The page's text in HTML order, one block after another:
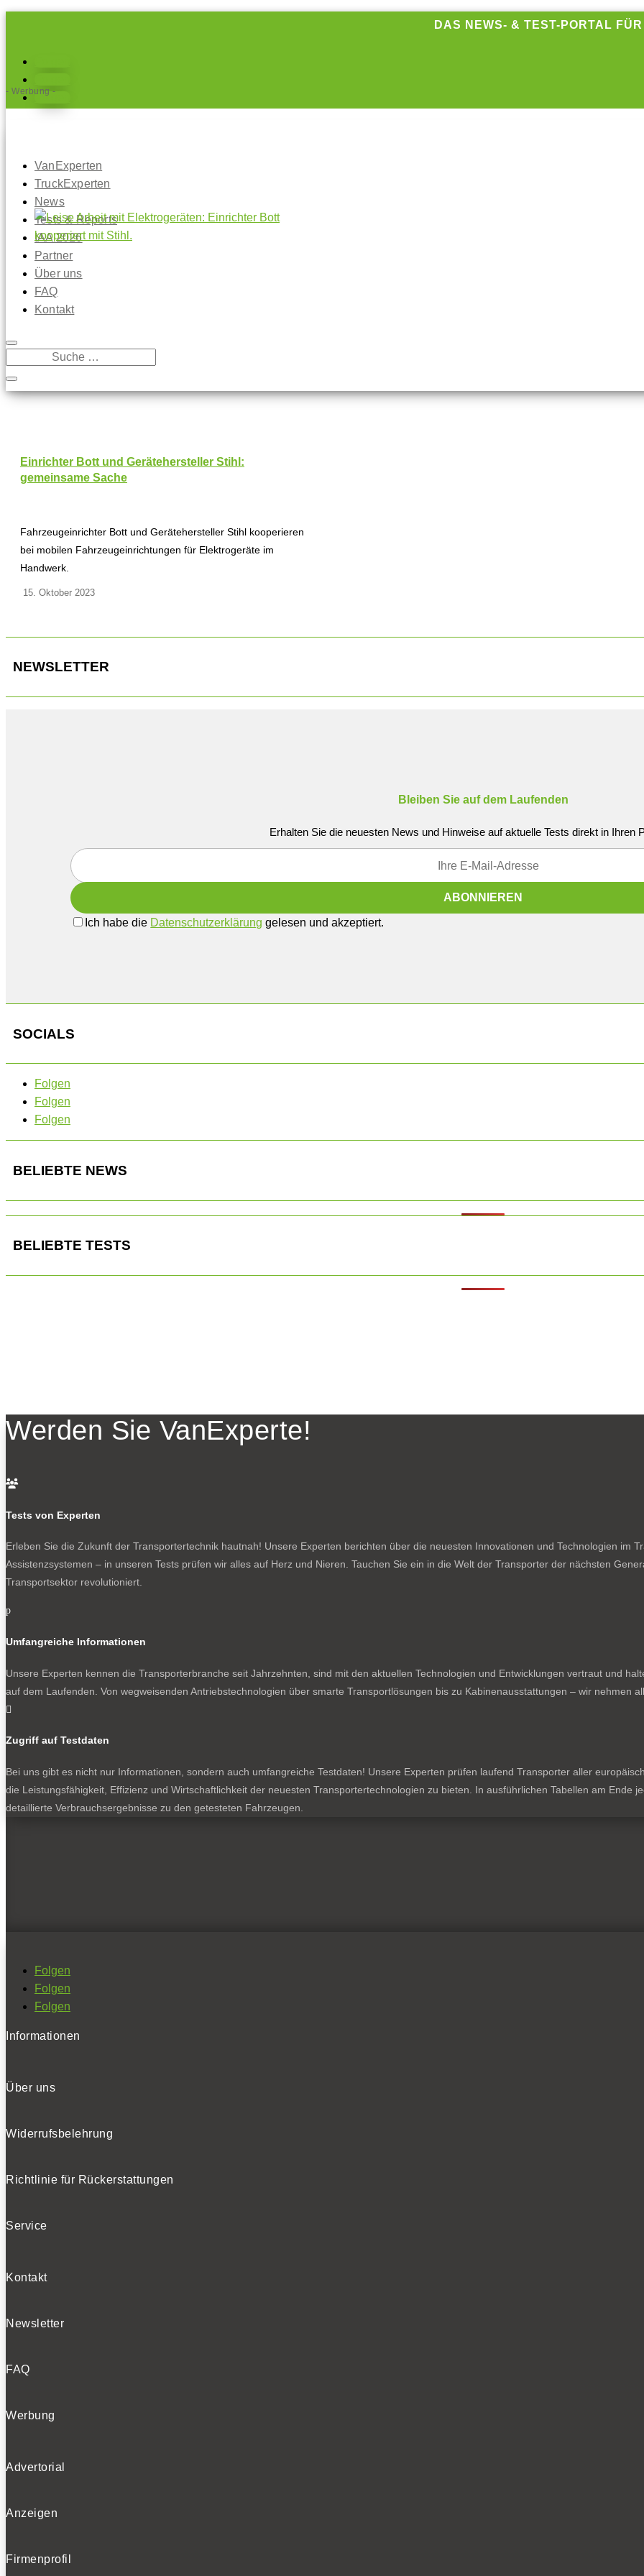
DAS NEWS- & TEST-PORTAL
Folgen
VanExperten
TruckExperten
News
Tests & Reports
IAA 2026
Partner
Über uns
FAQ
Kontakt
- Werbung -
Einrichter Bott und Gerätehersteller Stihl:
gemeinsame Sache
Fahrzeugeinrichter Bott und Gerätehersteller Stihl kooperieren
bei mobilen Fahrzeugeinrichtungen für Elektrogeräte im
Handwerk.
15. Oktober 2023
NEWSLETTER
Bleiben Sie auf dem Laufenden
Erhalten Sie die neuesten News und Hinweise auf aktuelle Tests direkt in Ihren
Ich habe die Datenschutzerklärung gelesen und akzeptiert.
SOCIALS
Folgen
Folgen
Folgen
BELIEBTE NEWS
BELIEBTE TESTS
Werden Sie VanExperte!

Tests von Experten
Erleben Sie die Zukunft der Transportertechnik hautnah! Unsere Experten berichten über die neuesten Innovationen und Technologien im
Assistenzsystemen – in unseren Tests prüfen wir alles auf Herz und Nieren. Tauchen Sie ein in die Welt der Transporter der nächsten
Transportsektor revolutioniert.
p
Umfangreiche Informationen
Unsere Experten kennen die Transporterbranche seit Jahrzehnten, sind mit den aktuellen Technologien und Entwicklungen vertraut und
auf dem Laufenden. Von wegweisenden Antriebstechnologien über smarte Transportlösungen bis zu Kabinenausstattungen – wir nehmen

Zugriff auf Testdaten
Bei uns gibt es nicht nur Informationen, sondern auch umfangreiche Testdaten! Unsere Experten prüfen laufend Transporter aller
die Leistungsfähigkeit, Effizienz und Wirtschaftlichkeit der neuesten Transportertechnologien zu bieten. In ausführlichen Tabellen am Ende
detaillierte Verbrauchsergebnisse zu den getesteten Fahrzeugen.
Folgen
Folgen
Folgen
Informationen
Über uns
Widerrufsbelehrung
Richtlinie für Rückerstattungen
Service
Kontakt
Newsletter
FAQ
Werbung
Advertorial
Anzeigen
Firmenprofil